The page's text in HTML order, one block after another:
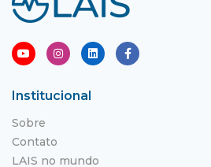
Institucional
Sobre
Contato
LAIS no mundo